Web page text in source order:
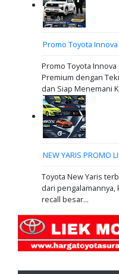
Promo Toyota
Promo Toyota Innova
Premium dengan
dan Siap Menemani
NEW YARIS PROMO
Toyota New Yaris
dari
recall besar...